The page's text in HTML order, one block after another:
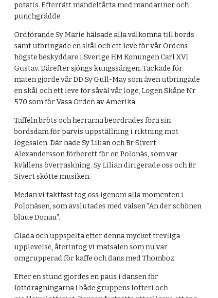
potatis. Efterrätt mandeltårta med mandariner och
punchgrädde.
Ordförande Sy Marie hälsade alla välkomna till bords
samt utbringade en skål och ett leve för vår Ordens
högste beskyddare i Sverige HM Konungen Carl XVI
Gustav. Därefter sjöngs kungssången. Tackade för
maten gjorde vår DD Sy Gull-May som även utbringade
en skål och ett leve för såväl vår loge, Logen Skåne Nr
570 som för Vasa Orden av Amerika.
Taffeln bröts och herrarna beordrades föra sin
bordsdam för parvis uppställning i riktning mot
logesalen. Där hade Sy Lilian och Br Sivert
Alexandersson förberett för en Polonäs, som var
kvällens överraskning. Sy Lilian dirigerade oss och Br
Sivert skötte musiken.
Medan vi taktfast tog oss igenom alla momenten i
Polonäsen, som avslutades med valsen ”An der schönen
blaue Donau”.
Glada och uppspelta efter denna mycket trevliga
upplevelse, återintog vi matsalen som nu var
omgrupperad för kaffe och dans med Thomboz.
Efter en stund gjordes en paus i dansen för
lottdragningarna i både gruppens lotteri och